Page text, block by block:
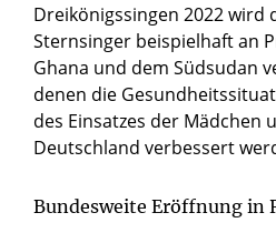
Dreikönigssingen 2022 wird
Sternsinger beispielhaft an
Ghana und dem Südsudan
denen die
des Einsatzes der Mädchen
Deutschland verbessert
Bundesweite Eröffnung in